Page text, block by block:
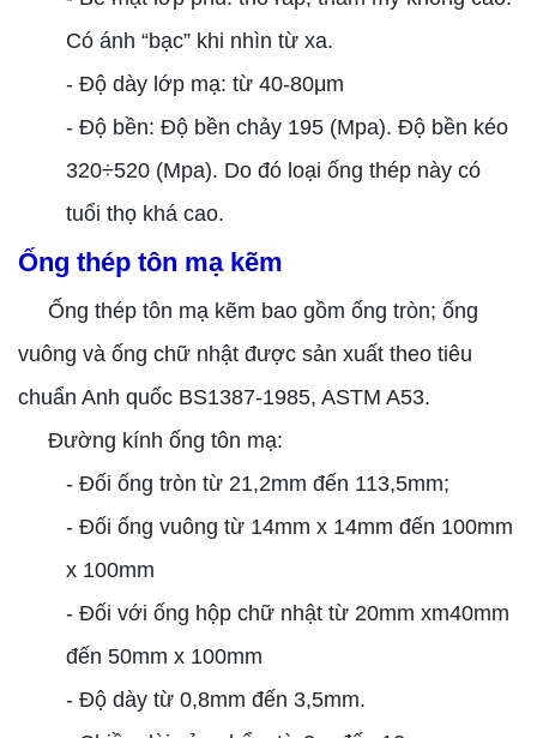
Có ánh “bạc” khi nhìn từ xa.
- Độ dày lớp mạ: từ 40-80μm
- Độ bền: Độ bền chảy 195 (Mpa). Độ bền kéo
320÷520 (Mpa). Do đó loại ống thép này có
tuổi thọ khá cao.
Ống thép tôn mạ kẽm
Ống thép tôn mạ kẽm bao gồm ống tròn; ống
vuông và ống chữ nhật được sản xuất theo tiêu
chuẩn Anh quốc BS1387-1985, ASTM A53.
Đường kính ống tôn mạ:
- Đối ống tròn từ 21,2mm đến 113,5mm;
- Đối ống vuông từ 14mm x 14mm đến 100mm
x 100mm
- Đối với ống hộp chữ nhật từ 20mm xm40mm
đến 50mm x 100mm
- Độ dày từ 0,8mm đến 3,5mm.